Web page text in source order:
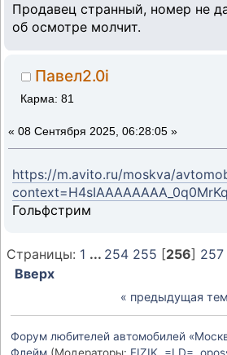
Продавец странный, номер не
об осмотре молчит.
Павел2.0i
Карма: 81
« 08 Сентября 2025, 06:28:05 »
https://m.avito.ru/moskva/
Гольфстрим
Страницы: 1 ... 254 255 [256] 257
Вверх
« предыдущая
Форум любителей автомобилей
Флейм (Модераторы: FIZIK =LD=